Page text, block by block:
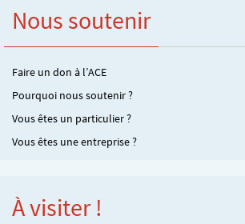
Nous soutenir
Faire un don à l’ACE
Pourquoi nous soutenir ?
Vous êtes un particulier ?
Vous êtes une entreprise ?
À visiter !